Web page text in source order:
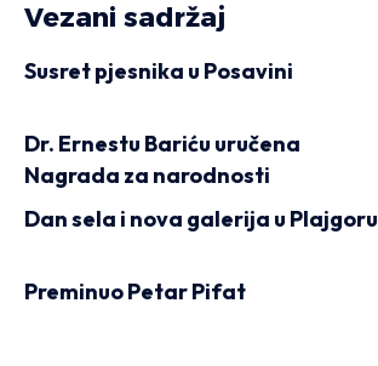
Vezani sadržaj
Susret pjesnika u Posavini
Dr. Ernestu Bariću uručena
Nagrada za narodnosti
Dan sela i nova galerija u Plajgoru
Preminuo Petar Pifat